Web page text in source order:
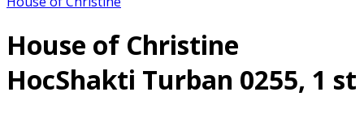
House of Christine
HocShakti Turban 0255, 1 st